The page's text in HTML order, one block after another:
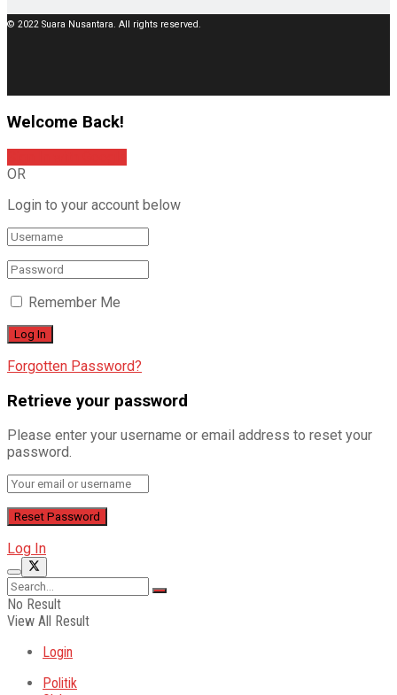
© 2022 Suara Nusantara. All rights reserved.
Welcome Back!
OR
Login to your account below
Remember Me
Forgotten Password?
Retrieve your password
Please enter your username or email address to reset your
password.
Log In
No Result
View All Result
Login
Politik